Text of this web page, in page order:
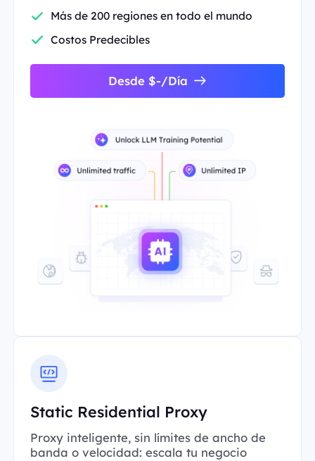
Más de 200 regiones en todo el mundo
Costos Predecibles
Desde $-/Día
Static Residential Proxy
Proxy inteligente, sin límites de ancho de
banda o velocidad: escala tu negocio